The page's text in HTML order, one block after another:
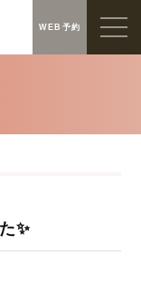
WEB予約
✨